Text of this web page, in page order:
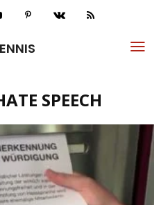
SPEECH